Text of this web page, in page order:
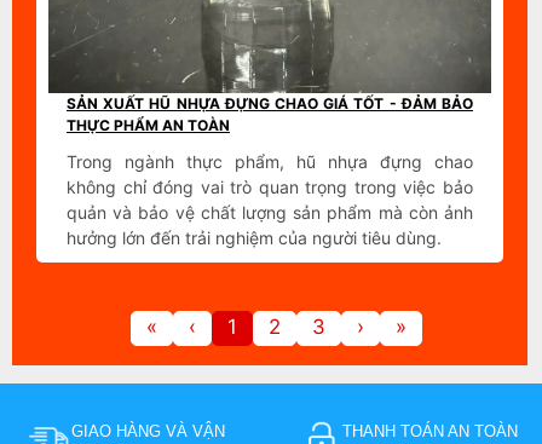
SẢN XUẤT HŨ NHỰA ĐỰNG CHAO GIÁ TỐT - ĐẢM BẢO
THỰC PHẨM AN TOÀN
Trong ngành thực phẩm, hũ nhựa đựng chao
không chỉ đóng vai trò quan trọng trong việc bảo
quản và bảo vệ chất lượng sản phẩm mà còn ảnh
hưởng lớn đến trải nghiệm của người tiêu dùng.
« ‹ 1 2 3 › »
GIAO HÀNG VÀ VẬN
THANH TOÁN AN TOÀN